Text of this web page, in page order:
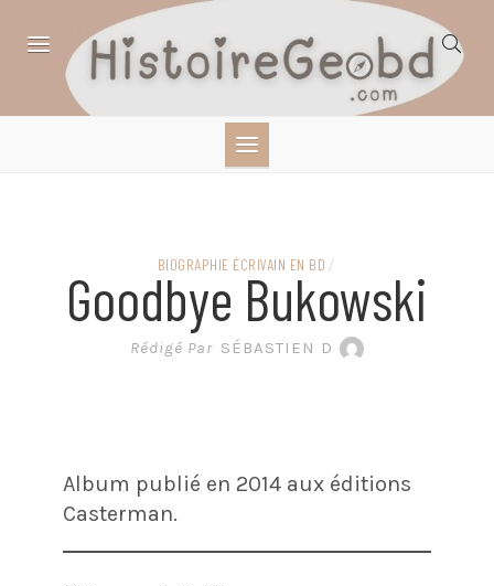
SCIENCES,
LITTÉRATURE EN
BANDE DESSINÉE
BIOGRAPHIE ÉCRIVAIN EN BD /
Goodbye Bukowski
Rédigé Par SÉBASTIEN D
Album publié en 2014 aux éditions
Casterman.